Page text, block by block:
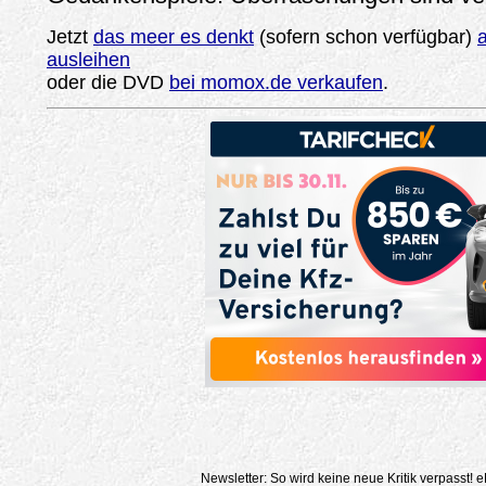
Jetzt das meer es denkt (sofern schon verfügbar)
ausleihen
oder die DVD bei momox.de verkaufen.
Newsletter: So wird keine neue Kritik verpasst!